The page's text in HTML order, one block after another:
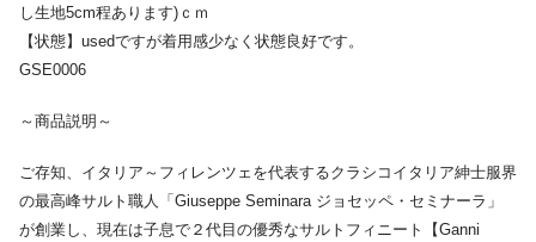
し生地5cm程あります)ｃｍ
【状態】usedですが着用感少なく状態良好です。
GSE0006
～商品説明～
ご存知、イタリア～フィレンツェを代表するクラシコイタリア紳士服界
の最高峰サルト職人「Giuseppe Seminara ジョセッペ・セミナーラ」
が創業し、現在は子息で２代目の優秀なサルトフィニート【Ganni